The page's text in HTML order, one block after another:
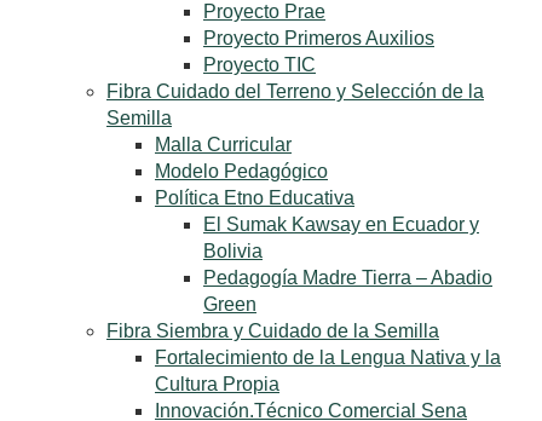
Proyecto Prae
Proyecto Primeros Auxilios
Proyecto TIC
Fibra Cuidado del Terreno y Selección de la
Semilla
Malla Curricular
Modelo Pedagógico
Política Etno Educativa
El Sumak Kawsay en Ecuador y
Bolivia
Pedagogía Madre Tierra – Abadio
Green
Fibra Siembra y Cuidado de la Semilla
Fortalecimiento de la Lengua Nativa y la
Cultura Propia
Innovación.Técnico Comercial Sena